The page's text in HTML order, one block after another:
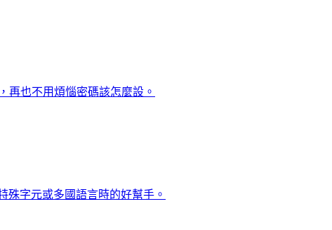
再也不用煩惱密碼該怎麼設。
殊字元或多國語言時的好幫手。